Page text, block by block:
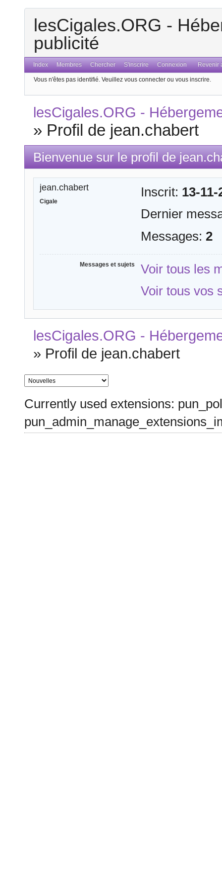
lesCigales.ORG -
publicité
Index Membres Chercher S'inscrire Connexion Revenir
Vous n'êtes pas identifié. Veuillez vous connecter ou vous inscrire.
lesCigales.ORG -
» Profil de jean.chabert
Bienvenue sur le profil de
jean.chabert
Cigale
Inscrit: 13-11-
Dernier
Messages: 2
Messages et sujets
Voir tous les
Voir tous vos
lesCigales.ORG -
» Profil de jean.chabert
Currently used extensions: